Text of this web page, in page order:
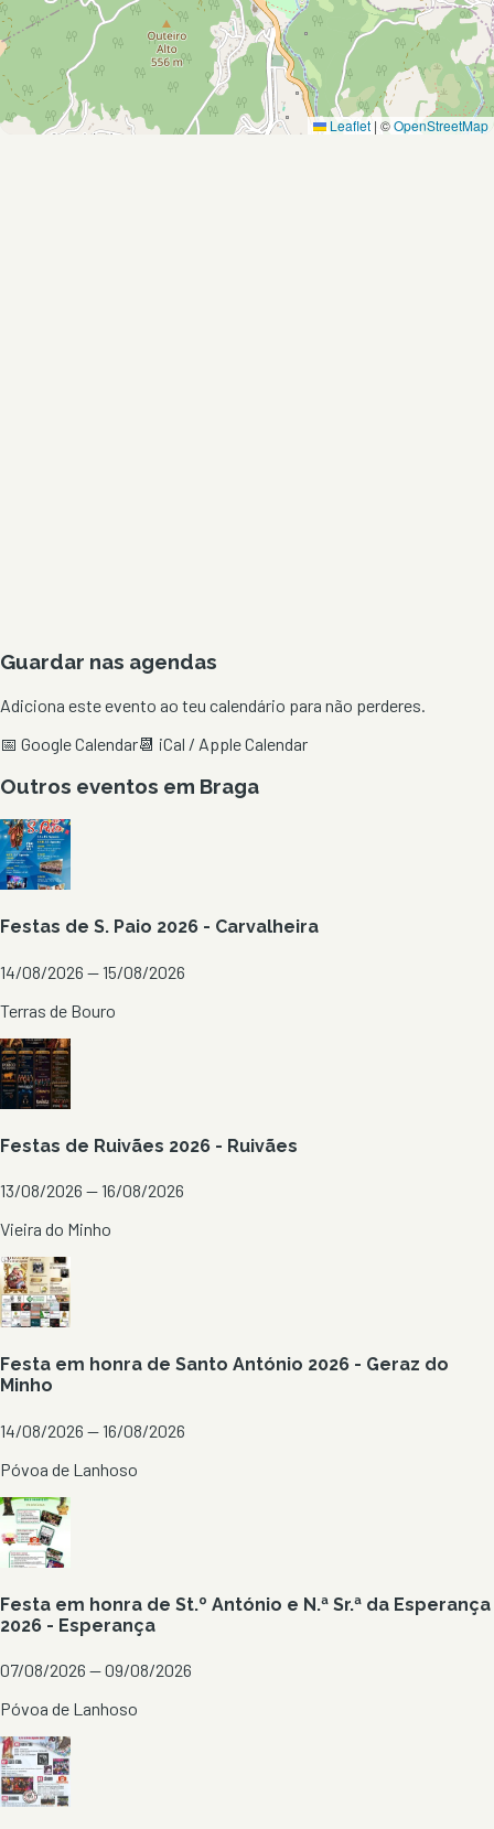
Leaflet | ©OpenStreetMap
Guardar nas agendas
Adiciona este evento ao teu calendário para não perderes.
📅 Google Calendar📆 iCal / Apple Calendar
Outros eventos em Braga
Festas de S. Paio 2026 - Carvalheira
14/08/2026 — 15/08/2026
Terras de Bouro
Festas de Ruivães 2026 - Ruivães
13/08/2026 — 16/08/2026
Vieira do Minho
Festa em honra de Santo António 2026 - Geraz do
Minho
14/08/2026 — 16/08/2026
Póvoa de Lanhoso
Festa em honra de St.º António e N.ª Sr.ª da Esperança
2026 - Esperança
07/08/2026 — 09/08/2026
Póvoa de Lanhoso